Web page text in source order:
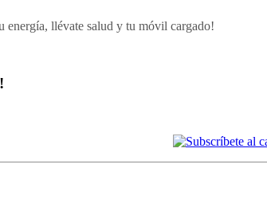
energía, llévate salud y tu móvil cargado!